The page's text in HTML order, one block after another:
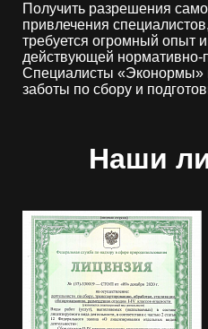
Получить разрешения
привлечения
требуется огромный опыт
действующей нормативно-
Специалисты «Эконормы»
заботы по сбору и
Наши